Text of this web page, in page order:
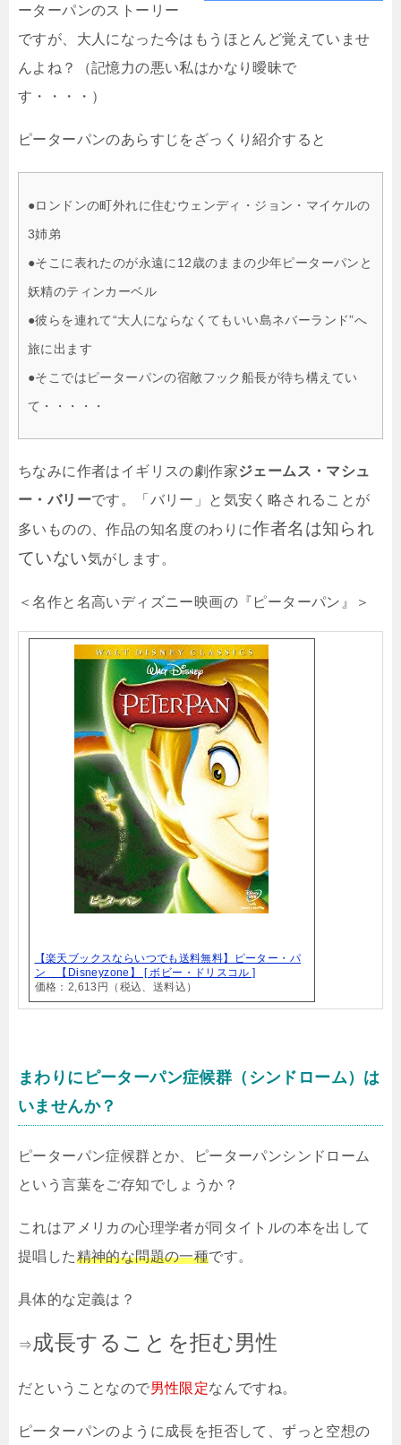
ーターパンのストーリー
ですが、大人になった今はもうほとんど覚えていませ
んよね？（記憶力の悪い私はかなり曖昧で
す・・・・）
ピーターパンのあらすじをざっくり紹介すると
●ロンドンの町外れに住むウェンディ・ジョン・マイケルの
3姉弟
●そこに表れたのが永遠に12歳のままの少年ピーターパンと
妖精のティンカーベル
●彼らを連れて“大人にならなくてもいい島ネバーランド”へ
旅に出ます
●そこではピーターパンの宿敵フック船長が待ち構えてい
て・・・・・
ちなみに作者はイギリスの劇作家ジェームス・マシュ
ー・バリーです。「バリー」と気安く略されることが
多いものの、作品の知名度のわりに作者名は知られ
ていない気がします。
＜名作と名高いディズニー映画の『ピーターパン』＞
【楽天ブックスならいつでも送料無料】ピーター・パ
ン 【Disneyzone】 [ ボビー・ドリスコル ]
価格：2,613円（税込、送料込）
まわりにピーターパン症候群（シンドローム）は
いませんか？
ピーターパン症候群とか、ピーターパンシンドローム
という言葉をご存知でしょうか？
これはアメリカの心理学者が同タイトルの本を出して
提唱した精神的な問題の一種です。
具体的な定義は？
⇒成長することを拒む男性
だということなので男性限定なんですね。
ピーターパンのように成長を拒否して、ずっと空想の